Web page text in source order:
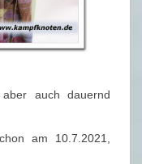
auch dauernd
am 10.7.2021,